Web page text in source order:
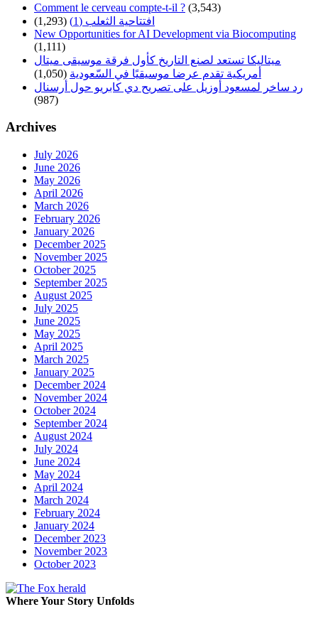
Comment le cerveau compte-t-il ? (3,543)
افتتاحية الثعلب (1)
(1,293)
New Opportunities for AI Development via Biocomputing
(1,111)
ميتاليكا تستعد لصنع التاريخ كأول فرقة موسيقى ميتال
أمريكية تقدم عرضا موسيقيًا في السّعودية (1,050)
رد ساخر لمسعود أوزيل على تصريح دي كابريو حول أرسنال
(987)
Archives
July 2026
June 2026
May 2026
April 2026
March 2026
February 2026
January 2026
December 2025
November 2025
October 2025
September 2025
August 2025
July 2025
June 2025
May 2025
April 2025
March 2025
January 2025
December 2024
November 2024
October 2024
September 2024
August 2024
July 2024
June 2024
May 2024
April 2024
March 2024
February 2024
January 2024
December 2023
November 2023
October 2023
Where Your Story Unfolds